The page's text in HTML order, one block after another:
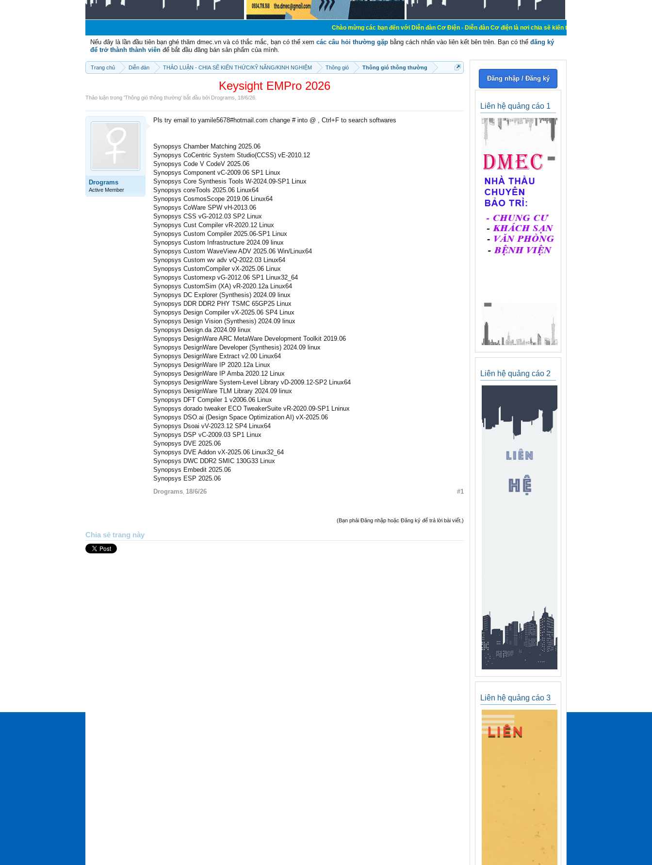
Chào mừng các bạn đến với Diễn đàn Cơ Điện - Diễn đàn Cơ điện là nơi chia sẽ kiến thức kinh nghiệm trong lãnh vực cơ
Nếu đây là lần đầu tiên bạn ghé thăm dmec.vn và có thắc mắc, bạn có thể xem các câu hỏi thường gặp bằng cách nhấn vào liên kết bên trên. Bạn có thể đăng ký
để trở thành thành viên để bắt đầu đăng bán sản phẩm của mình.
Trang chủ Diễn đàn THẢO LUẬN - CHIA SẼ KIẾN THỨC/KỸ NĂNG/KINH NGHIỆM Thông gió Thông gió thông thường
Keysight EMPro 2026
Thảo luận trong 'Thông gió thông thường' bắt đầu bởi Drograms 18/6/26
Drograms
Active Member
Pls try email to yamile5678#hotmail.com change # into @ , Ctrl+F to search softwares
Synopsys Chamber Matching 2025.06
Synopsys CoCentric System Studio(CCSS) vE-2010.12
Synopsys Code V CodeV 2025.06
Synopsys Component vC-2009.06 SP1 Linux
Synopsys Core Synthesis Tools W-2024.09-SP1 Linux
Synopsys coreTools 2025.06 Linux64
Synopsys CosmosScope 2019.06 Linux64
Synopsys CoWare SPW vH-2013.06
Synopsys CSS vG-2012.03 SP2 Linux
Synopsys Cust Compiler vR-2020.12 Linux
Synopsys Custom Compiler 2025.06-SP1 Linux
Synopsys Custom Infrastructure 2024.09 linux
Synopsys Custom WaveView ADV 2025.06 Win/Linux64
Synopsys Custom wv adv vQ-2022.03 Linux64
Synopsys CustomCompiler vX-2025.06 Linux
Synopsys Customexp vG-2012.06 SP1 Linux32_64
Synopsys CustomSim (XA) vR-2020.12a Linux64
Synopsys DC Explorer (Synthesis) 2024.09 linux
Synopsys DDR DDR2 PHY TSMC 65GP25 Linux
Synopsys Design Compiler vX-2025.06 SP4 Linux
Synopsys Design Vision (Synthesis) 2024.09 linux
Synopsys Design.da 2024.09 linux
Synopsys DesignWare ARC MetaWare Development Toolkit 2019.06
Synopsys DesignWare Developer (Synthesis) 2024.09 linux
Synopsys DesignWare Extract v2.00 Linux64
Synopsys DesignWare IP 2020.12a Linux
Synopsys DesignWare IP Amba 2020.12 Linux
Synopsys DesignWare System-Level Library vD-2009.12-SP2 Linux64
Synopsys DesignWare TLM Library 2024.09 linux
Synopsys DFT Compiler 1 v2006.06 Linux
Synopsys dorado tweaker ECO TweakerSuite vR-2020.09-SP1 Lninux
Synopsys DSO.ai (Design Space Optimization AI) vX-2025.06
Synopsys Dsoai vV-2023.12 SP4 Linux64
Synopsys DSP vC-2009.03 SP1 Linux
Synopsys DVE 2025.06
Synopsys DVE Addon vX-2025.06 Linux32_64
Synopsys DWC DDR2 SMIC 130G33 Linux
Synopsys Embedit 2025.06
Synopsys ESP 2025.06
Drograms 18/6/26 #1
(Bạn phải Đăng nhập hoặc Đăng ký để trả lời bài viết.)
Chia sẻ trang này
Đăng nhập / Đăng ký
Liên hệ quảng cáo 1
Liên hệ quảng cáo 2
Liên hệ quảng cáo 3